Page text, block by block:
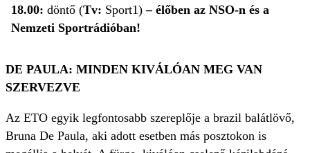
18.00: döntő (Tv: Sport1)– élőben az NSO-n és a
Nemzeti Sportrádióban!
DE PAULA: MINDEN KIVÁLÓAN MEG VAN
SZERVEZVE
Az ETO egyik legfontosabb szereplője a brazil balátlövő,
Bruna De Paula, aki adott esetben más posztokon is